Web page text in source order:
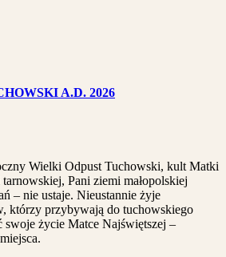
A.D. 2026
Wielki Odpust Tuchowski, kult Matki
Pani ziemi małopolskiej
– nie ustaje. Nieustannie żyje
którzy przybywają do tuchowskiego
swoje życie Matce Najświętszej –